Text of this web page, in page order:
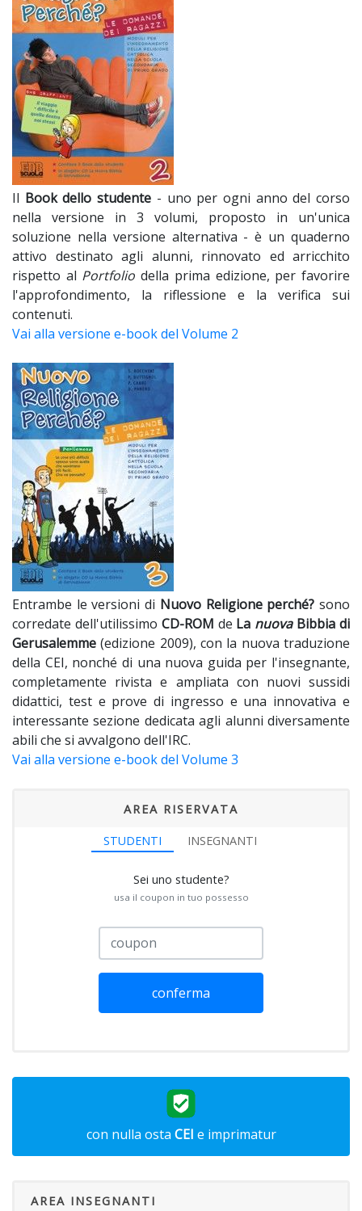
Il Book dello studente - uno per ogni anno del corso
nella versione in 3 volumi, proposto in un'unica
soluzione nella versione alternativa - è un quaderno
attivo destinato agli alunni, rinnovato ed arricchito
rispetto al Portfolio della prima edizione, per favorire
l'approfondimento, la riflessione e la verifica sui
contenuti.
Vai alla versione e-book del Volume 2
Entrambe le versioni di Nuovo Religione perché? sono
corredate dell'utilissimo CD-ROM de La nuovaBibbia di
Gerusalemme (edizione 2009), con la nuova traduzione
della CEI, nonché di una nuova guida per l'insegnante,
completamente rivista e ampliata con nuovi sussidi
didattici, test e prove di ingresso e una innovativa e
interessante sezione dedicata agli alunni diversamente
abili che si avvalgono dell'IRC.
Vai alla versione e-book del Volume 3
AREA RISERVATA
STUDENTI INSEGNANTI
Sei uno studente?
usa il coupon in tuo possesso
conferma
con nulla osta CEI e imprimatur
AREA INSEGNANTI